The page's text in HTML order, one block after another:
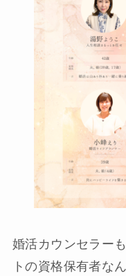
婚活カウンセラー
トの資格保有者なん